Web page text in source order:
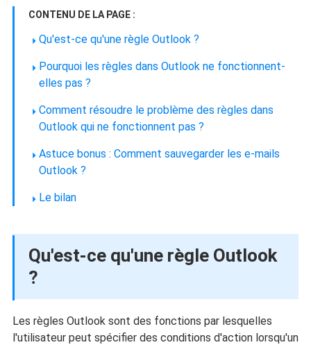
CONTENU DE LA PAGE :
Qu'est-ce qu'une règle Outlook ?
Pourquoi les règles dans Outlook ne fonctionnent-
elles pas ?
Comment résoudre le problème des règles dans
Outlook qui ne fonctionnent pas ?
Astuce bonus : Comment sauvegarder les e-mails
Outlook ?
Le bilan
Qu'est-ce qu'une règle Outlook
?
Les règles Outlook sont des fonctions par lesquelles
l'utilisateur peut spécifier des conditions d'action lorsqu'un